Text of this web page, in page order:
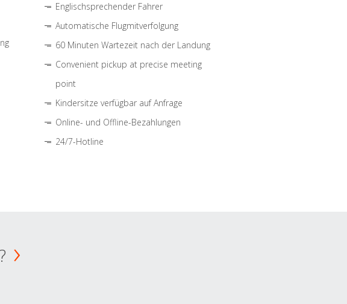
Englischsprechender Fahrer
Automatische Flugmitverfolgung
60 Minuten Wartezeit nach der Landung
Convenient pickup at precise meeting
point
Kindersitze verfügbar auf Anfrage
Online- und Offline-Bezahlungen
24/7-Hotline